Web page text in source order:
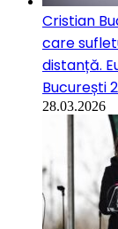
Cristian
care
distanță.
București
28.03.2026